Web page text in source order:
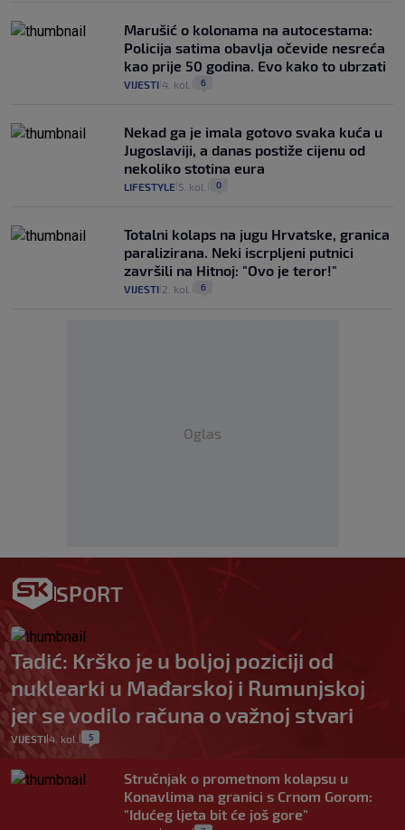
Marušić o kolonama na autocestama:
Policija satima obavlja očevide nesreća
kao prije 50 godina. Evo kako to ubrzati
VIJESTI 4. kol. 6
Nekad ga je imala gotovo svaka kuća u
Jugoslaviji, a danas postiže cijenu od
nekoliko stotina eura
LIFESTYLE 5. kol. 0
Totalni kolaps na jugu Hrvatske, granica
paralizirana. Neki iscrpljeni putnici
završili na Hitnoj: "Ovo je teror!"
VIJESTI 2. kol. 6
Oglas
SPORT
Tadić: Krško je u boljoj poziciji od
nuklearki u Mađarskoj i Rumunjskoj
jer se vodilo računa o važnoj stvari
VIJESTI|4. kol. 5
Stručnjak o prometnom kolapsu u
Konavlima na granici s Crnom Gorom:
"Idućeg ljeta bit će još gore"